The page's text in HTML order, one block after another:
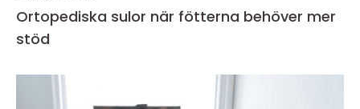
Ortopediska sulor när fötterna behöver mer
stöd